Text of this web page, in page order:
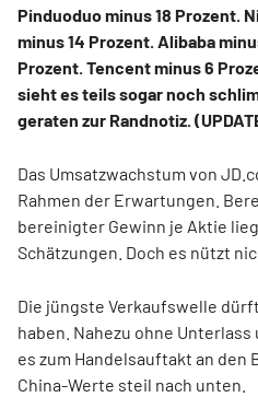
Pinduoduo minus 18 Prozent.
minus 14 Prozent. Alibaba
Prozent. Tencent minus 6
sieht es teils sogar noch
geraten zur Randnotiz.
Das Umsatzwachstum von
Rahmen der Erwartungen.
bereinigter Gewinn je Aktie
Schätzungen. Doch es nützt
Die jüngste Verkaufswelle
haben. Nahezu ohne
es zum Handelsauftakt an den
China-Werte steil nach unten.